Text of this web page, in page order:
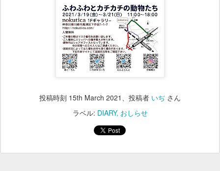
投稿時刻 15th March 2021 、投稿者 いぢ さん
ラベル: DIARY おしらせ